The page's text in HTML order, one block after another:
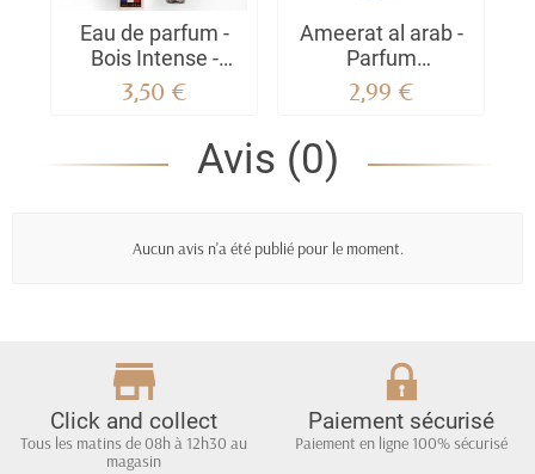
Eau de parfum -
Bois Intense -
Parfum mixte
3,50 €
Ameerat al arab -
Parfum
Vaporisateur de
sac 35 ML
2,99 €
Avis (0)
Aucun avis n'a été publié pour le moment.
Click and collect
Tous les matins de 08h à 12h30 au
magasin
Paiement sécurisé
Paiement en ligne 100% sécurisé